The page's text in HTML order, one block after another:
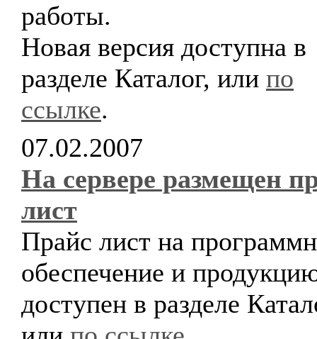
работы.
Новая версия доступна в
разделе Каталог, или по
ссылке.
07.02.2007
На сервере размещен
лист
Прайс лист на
обеспечение и
доступен в разделе